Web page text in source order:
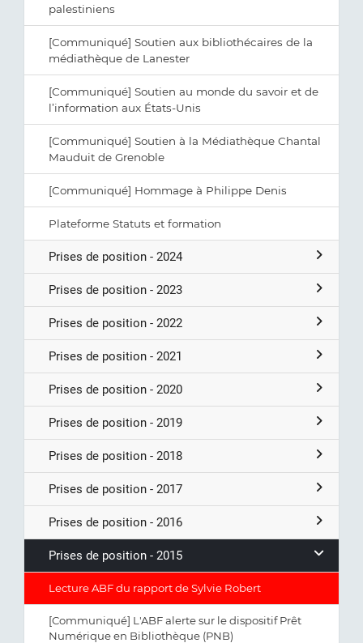
palestiniens
[Communiqué] Soutien aux bibliothécaires de la
médiathèque de Lanester
[Communiqué] Soutien au monde du savoir et de
l’information aux États-Unis
[Communiqué] Soutien à la Médiathèque Chantal
Mauduit de Grenoble
[Communiqué] Hommage à Philippe Denis
Plateforme Statuts et formation
Prises de position - 2024
Prises de position - 2023
Prises de position - 2022
Prises de position - 2021
Prises de position - 2020
Prises de position - 2019
Prises de position - 2018
Prises de position - 2017
Prises de position - 2016
Prises de position - 2015
Lecture ABF du rapport de Sylvie Robert
[Communiqué] L'ABF alerte sur le dispositif Prêt
Numérique en Bibliothèque (PNB)